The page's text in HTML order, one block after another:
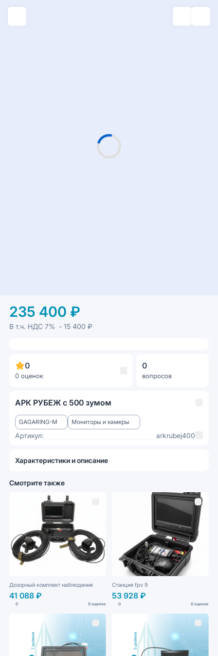
235 400 ₽
В т.ч. НДС7% - 15 400 ₽
0
0 оценок
0
вопросов
АРК РУБЕЖ с 500 зумом
GAGARING-M Мониторы и камеры
Артикул: arkrubej400
Характеристики и описание
Смотрите также
Дозорный комплект наблюдения
41 088 ₽
0 0 оценок
Станция fpv 9
53 928 ₽
0 0 оценок